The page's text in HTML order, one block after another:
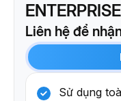
ENTERPRISE
Liên hệ để
Sử dụng